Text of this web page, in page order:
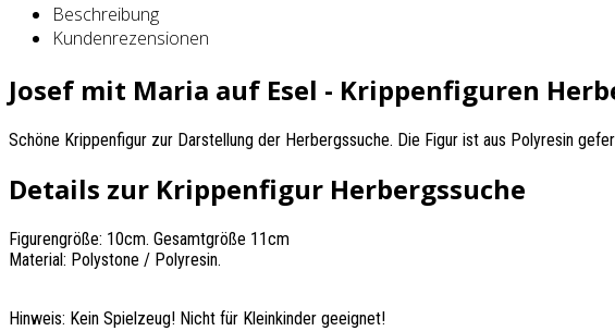
Beschreibung
Kundenrezensionen
Josef mit Maria auf Esel - Krippenfiguren
Schöne Krippenfigur zur Darstellung der Herbergssuche. Die Figur ist aus Polyresin
Details zur Krippenfigur Herbergssuche
Figurengröße: 10cm. Gesamtgröße 11cm
Material: Polystone / Polyresin.
Hinweis: Kein Spielzeug! Nicht für Kleinkinder geeignet!